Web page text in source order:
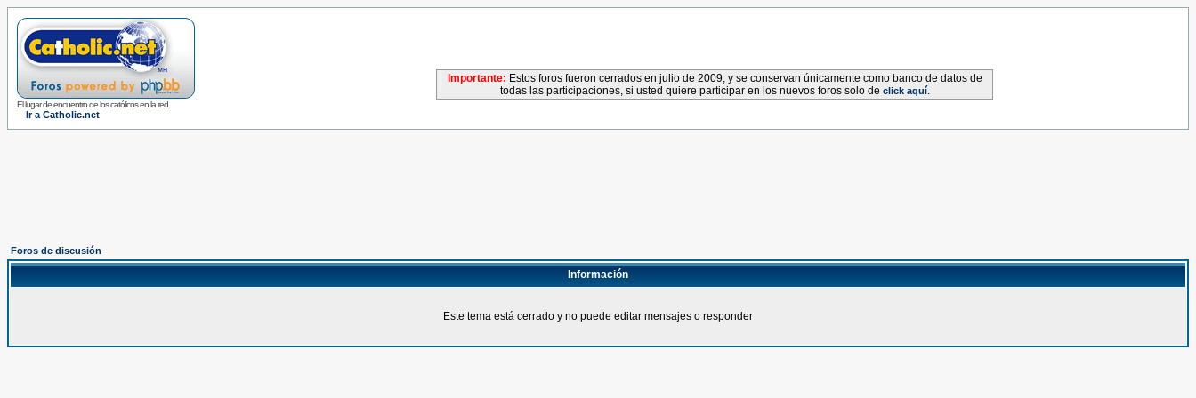
El lugar de encuentro de los católicos en la red
Ir a Catholic.net
Importante: Estos foros fueron cerrados en julio de 2009, y se conservan únicamente como banco de datos de
todas las participaciones, si usted quiere participar en los nuevos foros solo de click aquí.
Foros de discusión
Información
Este tema está cerrado y no puede editar mensajes o responder